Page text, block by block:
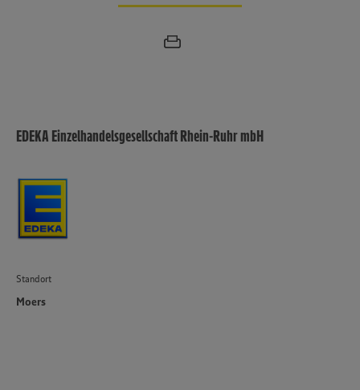
unseren Datenschutzhinweisen sowie in unserer Cookie
EDEKA Einzelhandelsgesellschaft Rhein-Ruhr mbH
Standort
Moers